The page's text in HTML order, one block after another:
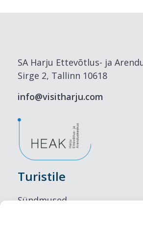
SA Harju Ettevõtlus- ja
Sirge 2, Tallinn 10618
info@visitharju.com
Turistile
Sündmused